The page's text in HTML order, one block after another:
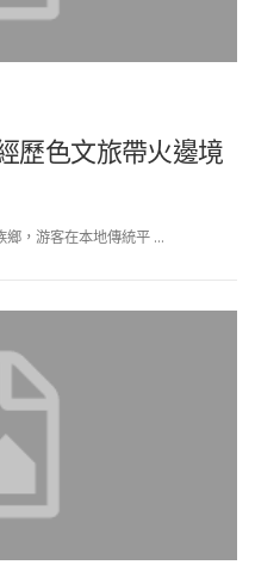
歷色文旅帶火邊境
鄉，游客在本地傳統平 …